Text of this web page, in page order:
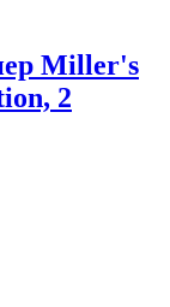
Miller's
2